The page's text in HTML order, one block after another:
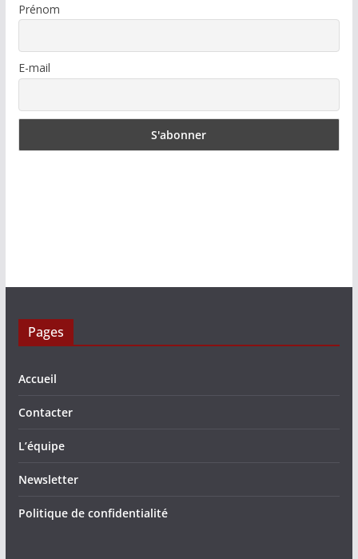
Prénom
E-mail
Pages
Accueil
Contacter
L’équipe
Newsletter
Politique de confidentialité